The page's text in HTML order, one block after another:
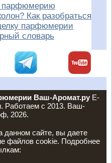
парфюмерию
Как разобраться
парфюмерии
словарь
Ваш-Аромат.руE-
Работаем с 2013. Ваш-
2026.
данном сайте, вы даете
файлов cookie. Подробнее